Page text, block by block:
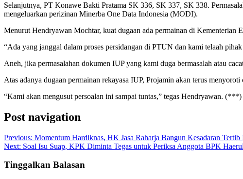
Selanjutnya, PT Konawe Bakti Pratama SK 336, SK 337, SK 338.
mengeluarkan perizinan Minerba One Data Indonesia (MODI).
Menurut Hendryawan Mochtar, kuat dugaan ada permainan di
“Ada yang janggal dalam proses persidangan di PTUN dan kami telaah
Aneh, jika permasalahan dokumen IUP yang kami duga bermasalah atau
Atas adanya dugaan permainan rekayasa IUP, Projamin akan terus
“Kami akan mengusut persoalan ini sampai tuntas,” tegas Hendryawan. (***)
Post navigation
Previous: Momentum Hardiknas, HK Jasa Raharja Bangun Kesadaran
Next: Soal Isu Suap, KPK Diminta Tegas untuk Periksa Anggota BPK
Tinggalkan Balasan